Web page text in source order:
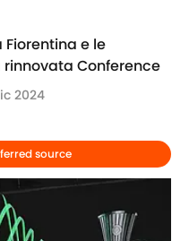
e le
Conference
2024
source